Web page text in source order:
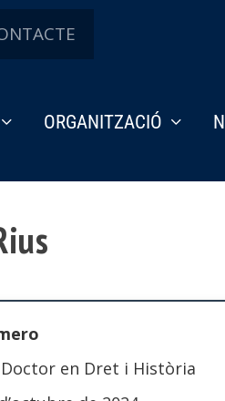
ORGANITZACIÓ
Doctor en Dret i Història